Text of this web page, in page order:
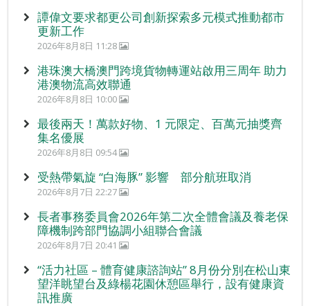
譚偉文要求都更公司創新探索多元模式推動都市
更新工作
2026年8月8日 11:28
港珠澳大橋澳門跨境貨物轉運站啟用三周年 助力
港澳物流高效聯通
2026年8月8日 10:00
最後兩天！萬款好物、1 元限定、百萬元抽獎齊
集名優展
2026年8月8日 09:54
受熱帶氣旋 “白海豚” 影響 部分航班取消
2026年8月7日 22:27
長者事務委員會2026年第二次全體會議及養老保
障機制跨部門協調小組聯合會議
2026年8月7日 20:41
“活力社區 – 體育健康諮詢站” 8月份分別在松山東
望洋眺望台及綠楊花園休憩區舉行，設有健康資
訊推廣